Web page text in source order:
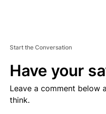
Start the Conversation
Have your
Leave a comment below
think.